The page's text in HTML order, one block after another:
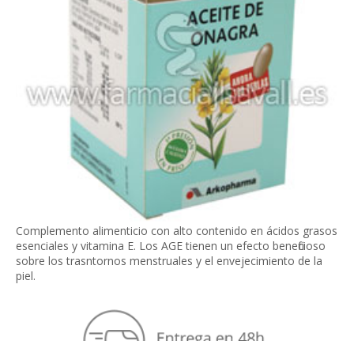
Complemento alimenticio con alto contenido en ácidos grasos
esenciales y vitamina E. Los AGE tienen un efecto beneficioso
sobre los trasntornos menstruales y el envejecimiento de la
piel.